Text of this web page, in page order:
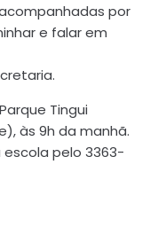
por
e falar em
Tingui
às 9h da manhã.
pelo 3363-